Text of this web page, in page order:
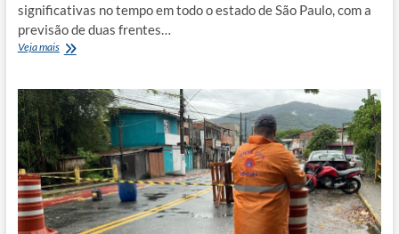
significativas no tempo em todo o estado de São Paulo, com a
previsão de duas frentes…
Veja maisAgosto
chuva,
frente
fria
e
alerta
de
queimadas